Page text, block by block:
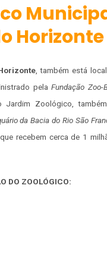
Horizonte
, também está
pelaFundação Zoo-
Jardim Zoológico,
da Bacia do Rio São
recebem cerca de 1
DO ZOOLÓGICO: